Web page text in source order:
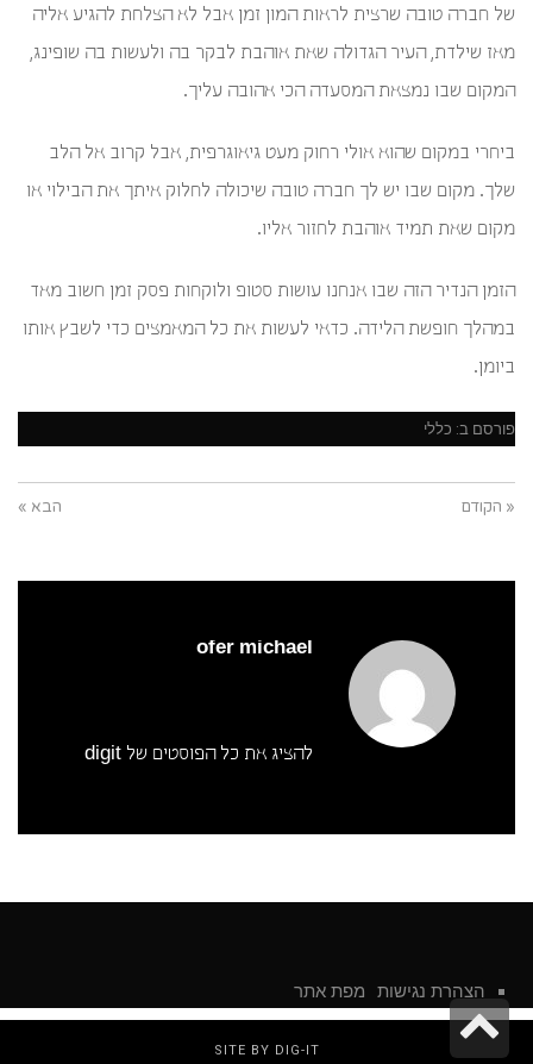
של חברה טובה שרצית לראות המון זמן אבל לא הצלחת להגיע אליה
מאז שילדת, העיר הגדולה שאת אוהבת לבקר בה ולעשות בה שופינג,
המקום שבו נמצאת המסעדה הכי אהובה עליך.
ביחרי במקום שהוא אולי רחוק מעט גיאוגרפית, אבל קרוב אל הלב
שלך. מקום שבו יש לך חברה טובה שיכולה לחלוק איתך את הבילוי או
מקום שאת תמיד אוהבת לחזור אליו.
הזמן הנדיר הזה שבו אנחנו עושות סטופ ולוקחות פסק זמן חשוב מאד
במהלך חופשת הלידה. כדאי לעשות את כל המאמצים כדי לשבץ אותו
ביומן.
פורסם ב: כללי
« הקודם הבא »
ofer michael
להציג את כל הפוסטים של digit
הצהרת נגישות מפת אתר
SITE BY DIG-IT
גלילה